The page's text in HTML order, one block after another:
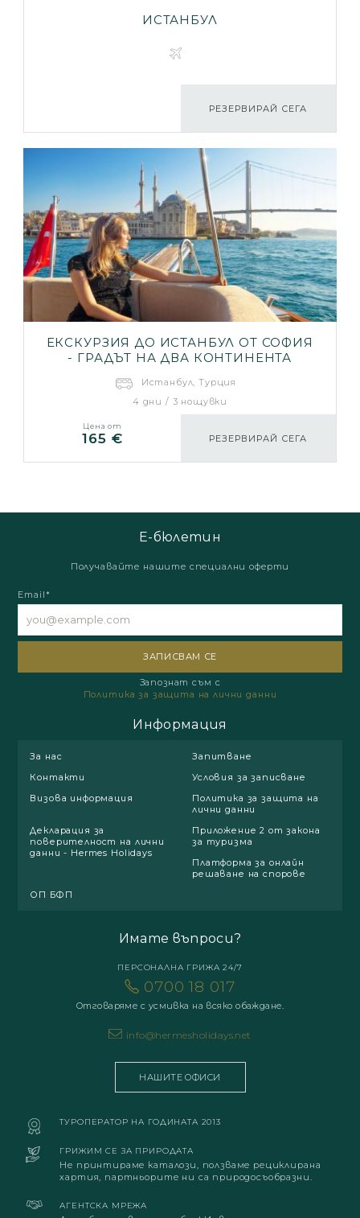
ИСТАНБУЛ
РЕЗЕРВИРАЙ СЕГА
ЕКСКУРЗИЯ ДО ИСТАНБУЛ ОТ СОФИЯ
- ГРАДЪТ НА ДВА КОНТИНЕНТА
Истанбул, Турция
4 дни / 3 нощувки
Цена от
165 € РЕЗЕРВИРАЙ СЕГА
Е-бюлетин
Получавайте нашите специални оферти
Email*
Запознат съм с
Политика за защита на лични данни
Информация
За нас
Запитване
Контакти
Условия за записване
Визова информация
Политика за защита на
лични данни
Декларация за
поверителност на лични
данни - Hermes Holidays
Приложение 2 от закона
за туризма
Платформа за онлайн
решаване на спорове
ОП БФП
Имате въпроси?
ПЕРСОНАЛНА ГРИЖА 24/7
0700 18 017
Отговаряме с усмивка на всяко обаждане.
info@hermesholidays.net
НАШИТЕ ОФИСИ
ТУРОПЕРАТОР НА ГОДИНАТА 2013
ГРИЖИМ СЕ ЗА ПРИРОДАТА
Не принтираме каталози, ползваме рециклирана
хартия, партньорите ни са природосъобразни.
АГЕНТСКА МРЕЖА